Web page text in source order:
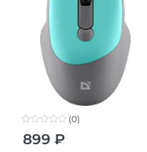
o
(0)
899 ₽